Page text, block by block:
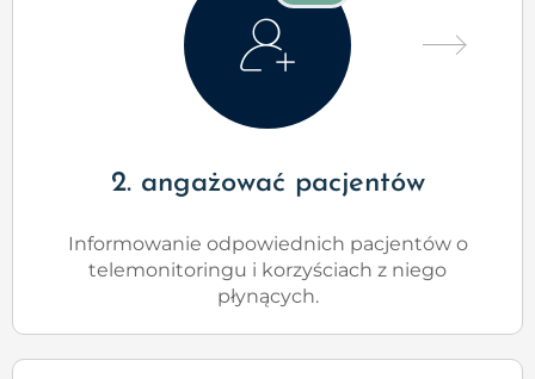
2. angażować pacjentów
Informowanie odpowiednich pacjentów o
telemonitoringu i korzyściach z niego
płynących.